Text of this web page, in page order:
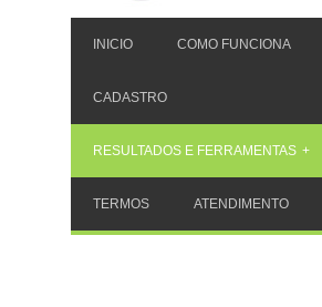
INICIO COMO FUNCIONA
CADASTRO
RESULTADOS E FERRAMENTAS
TERMOS ATENDIMENTO